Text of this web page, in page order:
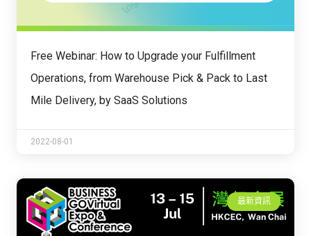
Free Webinar: How to Upgrade your Fulfillment
Operations, from Warehouse Pick & Pack to Last
Mile Delivery, by SaaS Solutions
2022-08-01
最新資訊